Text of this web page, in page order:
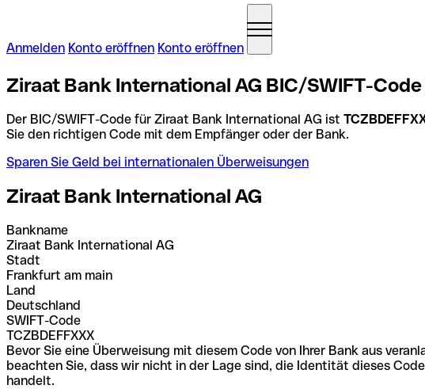
Anmelden Konto eröffnen Konto eröffnen
Ziraat Bank International AG BIC/SWIFT-
Der BIC/SWIFT-Code für Ziraat Bank International AG ist
Sie den richtigen Code mit dem Empfänger oder der Bank.
Sparen Sie Geld bei internationalen Überweisungen
Ziraat Bank International AG
Bankname
Ziraat Bank International AG
Stadt
Frankfurt am main
Land
Deutschland
SWIFT-Code
TCZBDEFFXXX
Bevor Sie eine Überweisung mit diesem Code von Ihrer Bank aus
beachten Sie, dass wir nicht in der Lage sind, die Identität dieses
handelt.